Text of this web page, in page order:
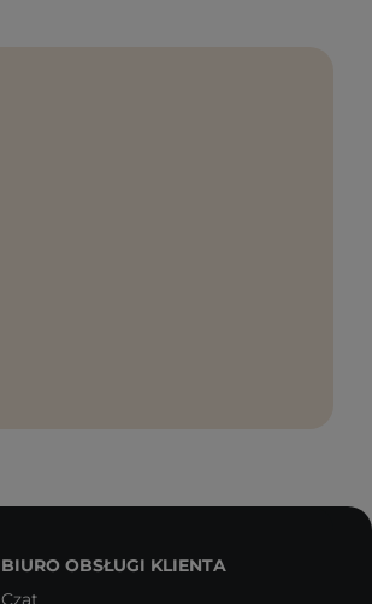
BIURO OBSŁUGI KLIENTA